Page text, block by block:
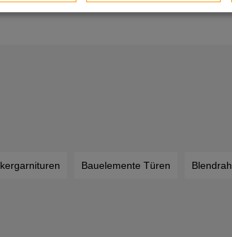
Bauelemente Türen